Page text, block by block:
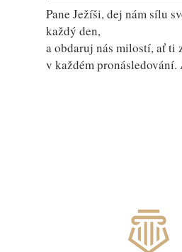
Pane Ježíši, dej nám sílu
každý den,
a obdaruj nás milostí, ať ti
v každém pronásledování.